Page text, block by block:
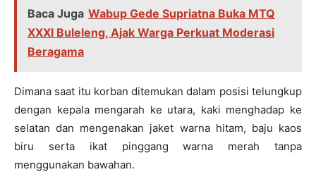
Baca Juga Wabup Gede Supriatna Buka MTQ
XXXI Buleleng, Ajak Warga Perkuat Moderasi
Beragama
Dimana saat itu korban ditemukan dalam posisi telungkup
dengan kepala mengarah ke utara, kaki menghadap ke
selatan dan mengenakan jaket warna hitam, baju kaos
biru serta ikat pinggang warna merah tanpa
menggunakan bawahan.